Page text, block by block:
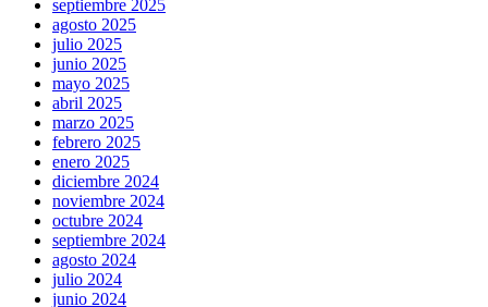
septiembre 2025
agosto 2025
julio 2025
junio 2025
mayo 2025
abril 2025
marzo 2025
febrero 2025
enero 2025
diciembre 2024
noviembre 2024
octubre 2024
septiembre 2024
agosto 2024
julio 2024
junio 2024